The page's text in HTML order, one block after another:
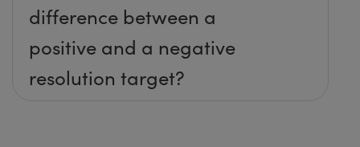
difference between a
positive and a negative
resolution target?